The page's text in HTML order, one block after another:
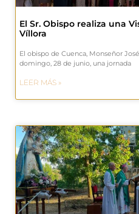
El Sr. Obispo realiza una
Víllora
El obispo de Cuenca, Monseñor
domingo, 28 de junio, una jornada
LEER MÁS »